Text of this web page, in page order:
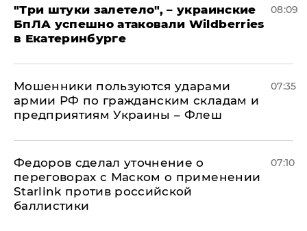
"Три штуки залетело", – украинские
БпЛА успешно атаковали Wildberries
в Екатеринбурге
08:09
Мошенники пользуются ударами
армии РФ по гражданским складам и
предприятиям Украины – Флеш
07:35
Федоров сделал уточнение о
переговорах с Маском о применении
Starlink против российской
баллистики
07:10